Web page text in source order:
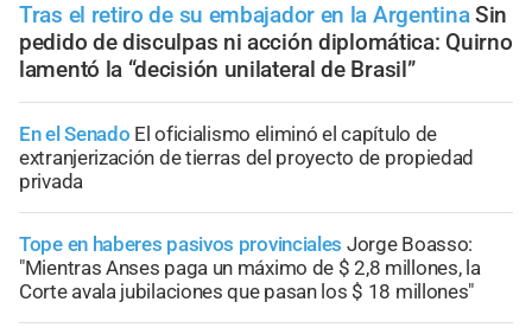
Tras el retiro de su embajador en la Argentina Sin
pedido de disculpas ni acción diplomática: Quirno
lamentó la “decisión unilateral de Brasil”
En el Senado El oficialismo eliminó el capítulo de
extranjerización de tierras del proyecto de propiedad
privada
Tope en haberes pasivos provinciales Jorge Boasso:
"Mientras Anses paga un máximo de $ 2,8 millones, la
Corte avala jubilaciones que pasan los $ 18 millones"